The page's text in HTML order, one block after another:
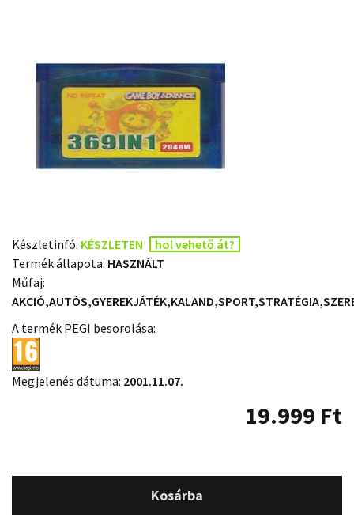
Készletinfó: KÉSZLETEN
hol vehető át?
Termék állapota: HASZNÁLT
Műfaj:
A termék PEGI besorolása:
Megjelenés dátuma: 2001.11.07.
19.999 Ft
Kosárba